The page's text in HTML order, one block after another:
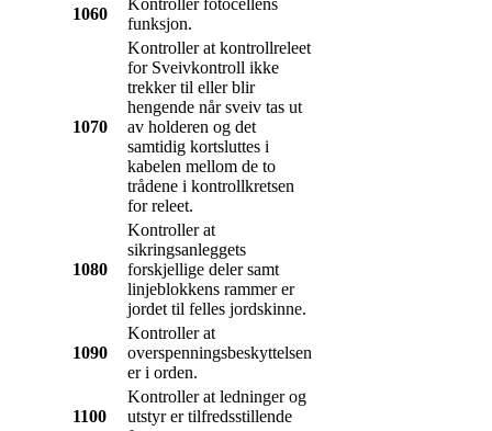
1060
Kontroller fotocellens
funksjon.
1070
Kontroller at kontrollreleet
for Sveivkontroll ikke
trekker til eller blir
hengende når sveiv tas ut
av holderen og det
samtidig kortsluttes i
kabelen mellom de to
trådene i kontrollkretsen
for releet.
1080
Kontroller at
sikringsanleggets
forskjellige deler samt
linjeblokkens rammer er
jordet til felles jordskinne.
1090
Kontroller at
overspenningsbeskyttelsen
er i orden.
1100
Kontroller at ledninger og
utstyr er tilfredsstillende